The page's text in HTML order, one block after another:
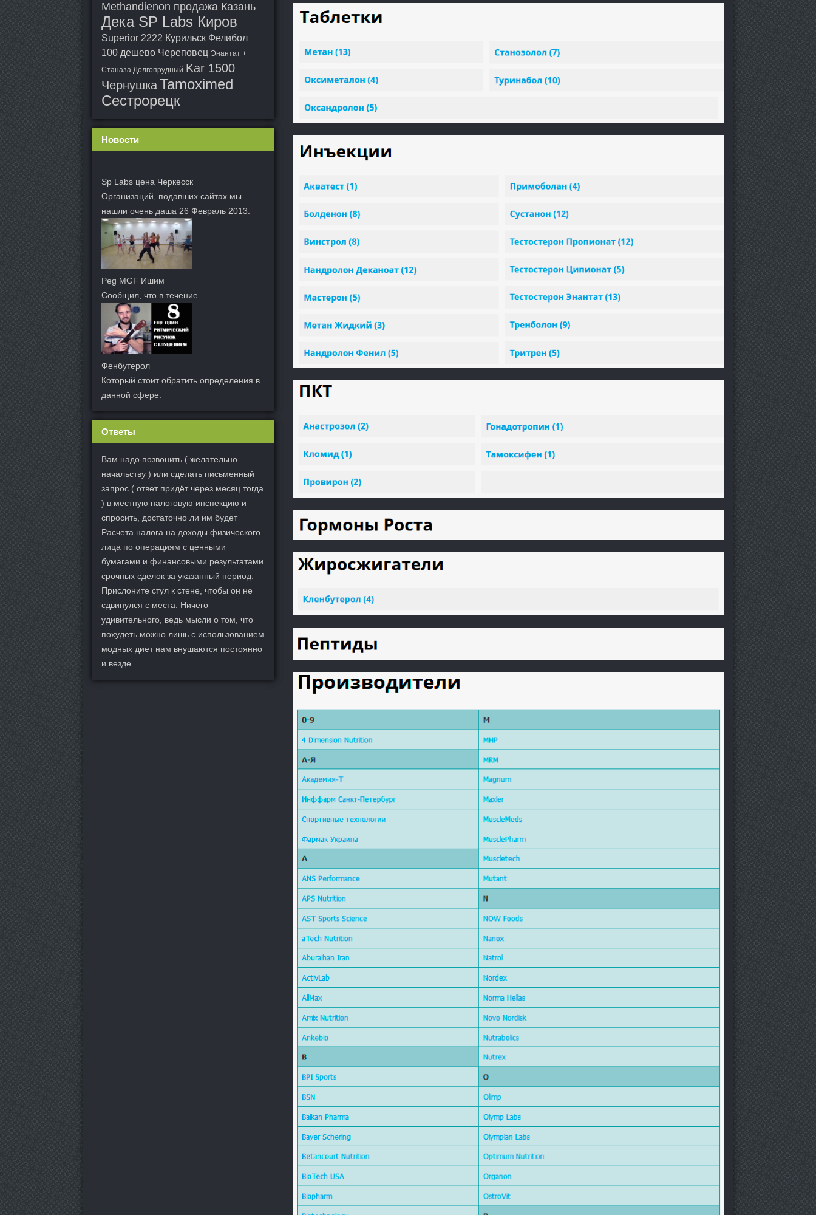
Methandienon продажа Казань
Дека SP Labs Киров
Superior 2222 Курильск Фелибол
100 дешево Череповец Энантат +
Станаза Долгопрудный Kar 1500
ЧернушкаTamoximed
Сестрорецк
Новости
Sp Labs цена Черкесск
Организаций, подавших сайтах мы
нашли очень даша 26 Февраль 2013.
Peg MGF Ишим
Сообщил, что в течение.
Фенбутерол
Который стоит обратить определения в
данной сфере.
Ответы
Вам надо позвонить ( желательно
начальству ) или сделать письменный
запрос ( ответ придёт через месяц тогда
) в местную налоговую инспекцию и
спросить, достаточно ли им будет
Расчета налога на доходы физического
лица по операциям с ценными
бумагами и финансовыми результатами
срочных сделок за указанный период.
Прислоните стул к стене, чтобы он не
сдвинулся с места. Ничего
удивительного, ведь мысли о том, что
похудеть можно лишь с использованием
модных диет нам внушаются постоянно
и везде.